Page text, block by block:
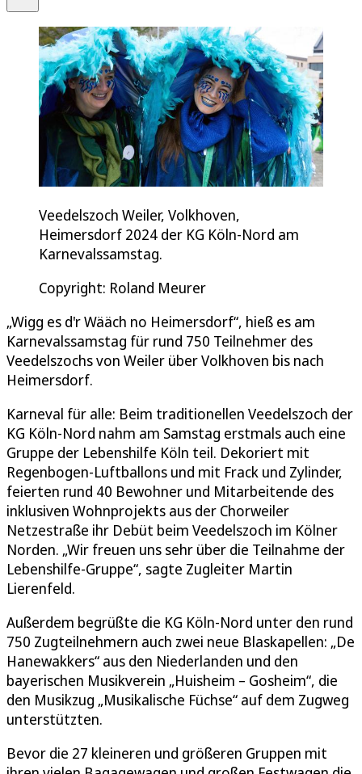
Veedelszoch Weiler, Volkhoven,
Heimersdorf 2024 der KG Köln-Nord am
Karnevalssamstag.
Copyright: Roland Meurer
„Wigg es d'r Wääch no Heimersdorf“, hieß es am
Karnevalssamstag für rund 750 Teilnehmer des
Veedelszochs von Weiler über Volkhoven bis nach
Heimersdorf.
Karneval für alle: Beim traditionellen Veedelszoch der
KG Köln-Nord nahm am Samstag erstmals auch eine
Gruppe der Lebenshilfe Köln teil. Dekoriert mit
Regenbogen-Luftballons und mit Frack und Zylinder,
feierten rund 40 Bewohner und Mitarbeitende des
inklusiven Wohnprojekts aus der Chorweiler
Netzestraße ihr Debüt beim Veedelszoch im Kölner
Norden. „Wir freuen uns sehr über die Teilnahme der
Lebenshilfe-Gruppe“, sagte Zugleiter Martin
Lierenfeld.
Außerdem begrüßte die KG Köln-Nord unter den rund
750 Zugteilnehmern auch zwei neue Blaskapellen: „De
Hanewakkers“ aus den Niederlanden und den
bayerischen Musikverein „Huisheim – Gosheim“, die
den Musikzug „Musikalische Füchse“ auf dem Zugweg
unterstützten.
Bevor die 27 kleineren und größeren Gruppen mit